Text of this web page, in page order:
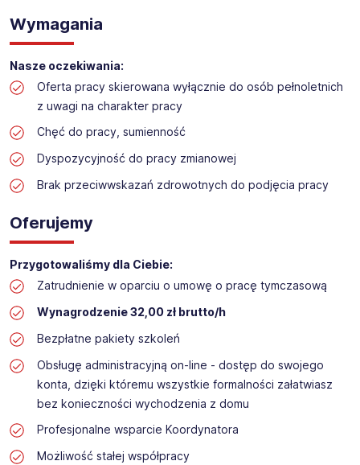
Lokalizacja: Piotrków Trybunalski
Wymagania
Nasze oczekiwania:
Oferta pracy skierowana wyłącznie do osób pełnoletnich
z uwagi na charakter pracy
Chęć do pracy, sumienność
Dyspozycyjność do pracy zmianowej
Brak przeciwwskazań zdrowotnych do podjęcia pracy
Oferujemy
Przygotowaliśmy dla Ciebie:
Zatrudnienie w oparciu o umowę o pracę tymczasową
Wynagrodzenie 32,00 zł brutto/h
Bezpłatne pakiety szkoleń
Obsługę administracyjną on-line - dostęp do swojego
konta, dzięki któremu wszystkie formalności załatwiasz
bez konieczności wychodzenia z domu
Profesjonalne wsparcie Koordynatora
Możliwość stałej współpracy